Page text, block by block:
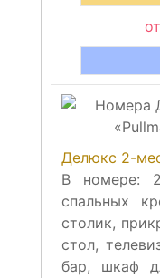
Делюкс 2-
В номере:
спальных
столик,
стол,
бар, шкаф